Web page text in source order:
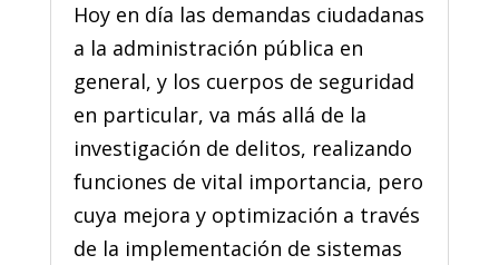
Hoy en día las demandas ciudadanas
a la administración pública en
general, y los cuerpos de seguridad
en particular, va más allá de la
investigación de delitos, realizando
funciones de vital importancia, pero
cuya mejora y optimización a través
de la implementación de sistemas